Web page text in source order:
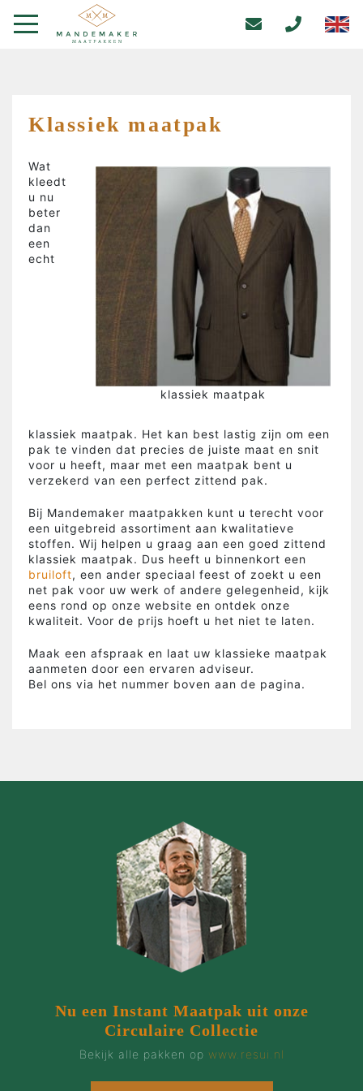
Klassiek maatpak
klassiek maatpak
Wat
kleedt
u nu
beter
dan
een
echt
klassiek maatpak. Het kan best lastig zijn om een
pak te vinden dat precies de juiste maat en snit
voor u heeft, maar met een maatpak bent u
verzekerd van een perfect zittend pak.
Bij Mandemaker maatpakken kunt u terecht voor
een uitgebreid assortiment aan kwalitatieve
stoffen. Wij helpen u graag aan een goed zittend
klassiek maatpak. Dus heeft u binnenkort een
bruiloft, een ander speciaal feest of zoekt u een
net pak voor uw werk of andere gelegenheid, kijk
eens rond op onze website en ontdek onze
kwaliteit. Voor de prijs hoeft u het niet te laten.
Maak een afspraak en laat uw klassieke maatpak
aanmeten door een ervaren adviseur.
Bel ons via het nummer boven aan de pagina.
Nu een Instant Maatpak uit onze
Circulaire Collectie
Bekijk alle pakken op www.resui.nl